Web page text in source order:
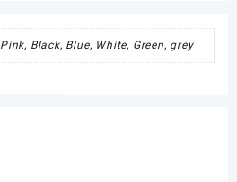
Pink, Black, Blue, White, Green, grey